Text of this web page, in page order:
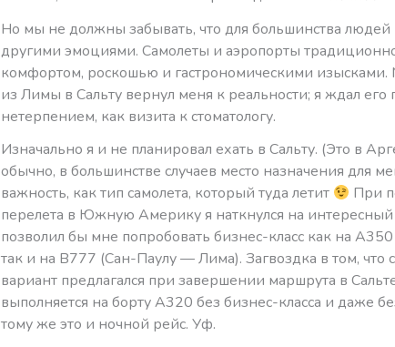
Но мы не должны забывать, что для большинства людей
другими эмоциями. Самолеты и аэропорты
комфортом, роскошью и гастрономическими
из Лимы в Сальту вернул меня к реальности; я ждал
нетерпением, как визита к стоматологу.
Изначально я и не планировал ехать в Сальту. (Это в
обычно, в большинстве случаев место назначения для
важность, как тип самолета, который туда летит
При
перелета в Южную Америку я наткнулся на
позволил бы мне попробовать бизнес-класс как на
так и на B777 (Сан-Паулу — Лима). Загвоздка в том,
вариант предлагался при завершении маршрута в
выполняется на борту А320 без бизнес-класса и даже
тому же это и ночной рейс. Уф.